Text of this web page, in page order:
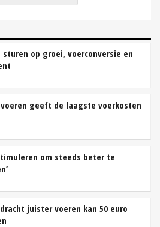
sturen op groei, voerconversie en
geeft de laagste voerkosten
om steeds beter te
juister voeren kan 50 euro